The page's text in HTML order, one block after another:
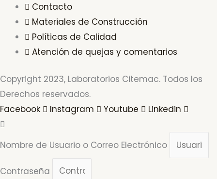
Contacto
Materiales de Construcción
Políticas de Calidad
Atención de quejas y comentarios
Copyright 2023, Laboratorios Citemac. Todos los
Derechos reservados.
Facebook
Instagram Youtube Linkedin
Nombre de Usuario o Correo Electrónico
Contraseña